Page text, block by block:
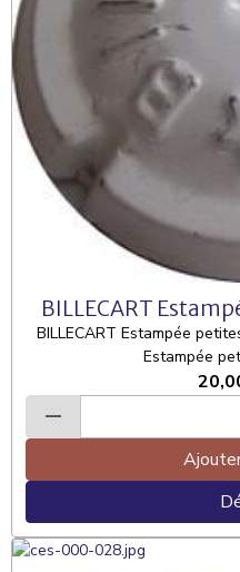
BILLECART
BILLECART Estampée
Estampée